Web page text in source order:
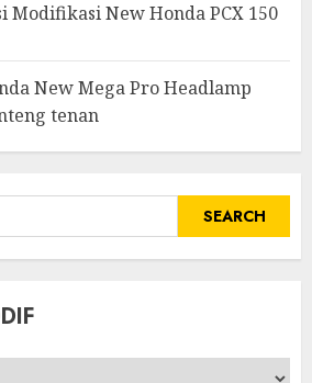
Modifikasi New Honda PCX 150
New Mega Pro Headlamp
tenan